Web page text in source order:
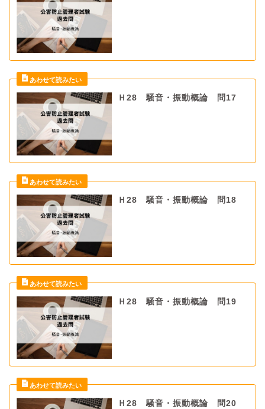
Ｈ28 騒音・振動概論 問17
Ｈ28 騒音・振動概論 問18
Ｈ28 騒音・振動概論 問19
Ｈ28 騒音・振動概論 問20